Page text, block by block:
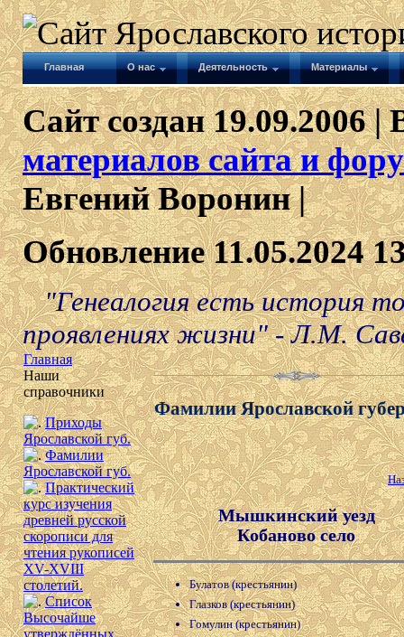
Главная О нас Деятельность Материалы
Сайт создан 19.09.2006 |
материалов сайта и
Евгений Воронин |
Обновление 11.05.2024
"Генеалогия есть история
проявлениях жизни" - Л.М.
Главная
Наши
справочники
Приходы
Ярославской губ.
Фамилии
Ярославской губ.
Практический
курс изучения
древней русской
скорописи для
чтения рукописей
XV-XVIII
столетий.
Список
Высочайше
утверждённых
Фамилии Ярославской
Мышкинский уезд
Кобаново село
Булатов (крестьянин)
Глазков (крестьянин)
Гомулин (крестьянин)